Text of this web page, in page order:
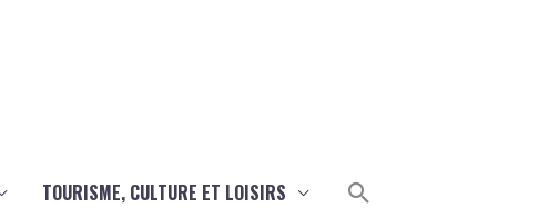
TOURISME, CULTURE ET LOISIRS Rechercher